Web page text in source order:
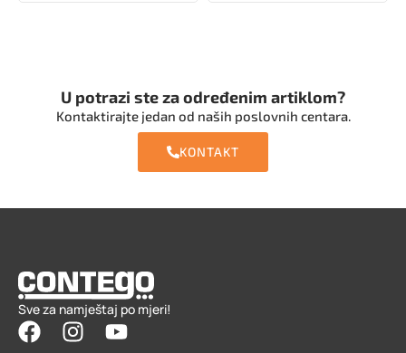
U potrazi ste za određenim artiklom?
Kontaktirajte jedan od naših poslovnih centara.
KONTAKT
Sve za namještaj po mjeri!